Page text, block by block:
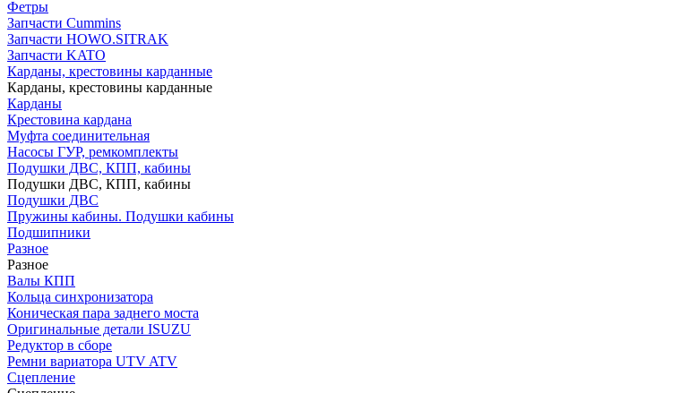
Фетры
Запчасти Cummins
Запчасти HOWO.SITRAK
Запчасти KATO
Карданы, крестовины карданные
Карданы, крестовины карданные
Карданы
Крестовина кардана
Муфта соединительная
Насосы ГУР, ремкомплекты
Подушки ДВС, КПП, кабины
Подушки ДВС, КПП, кабины
Подушки ДВС
Пружины кабины. Подушки кабины
Подшипники
Разное
Разное
Валы КПП
Кольца синхронизатора
Коническая пара заднего моста
Оригинальные детали ISUZU
Редуктор в сборе
Ремни вариатора UTV ATV
Сцепление